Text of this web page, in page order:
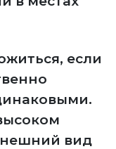
если
вид